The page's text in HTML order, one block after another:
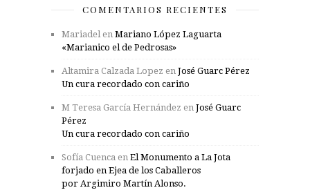
COMENTARIOS RECIENTES
Mariadelen Mariano López Laguarta
«Marianico el de Pedrosas»
Altamira Calzada Lopez en José Guarc Pérez
Un cura recordado con cariño
M Teresa García Hernández en José Guarc
Pérez
Un cura recordado con cariño
Sofía Cuenca en El Monumento a La Jota
forjado en Ejea de los Caballeros
por Argimiro Martín Alonso.